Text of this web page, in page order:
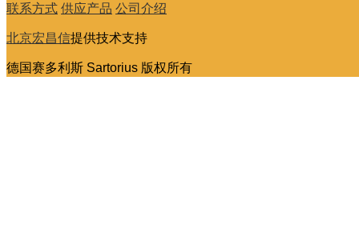
联系方式 供应产品 公司介绍
北京宏昌信提供技术支持
德国赛多利斯 Sartorius 版权所有